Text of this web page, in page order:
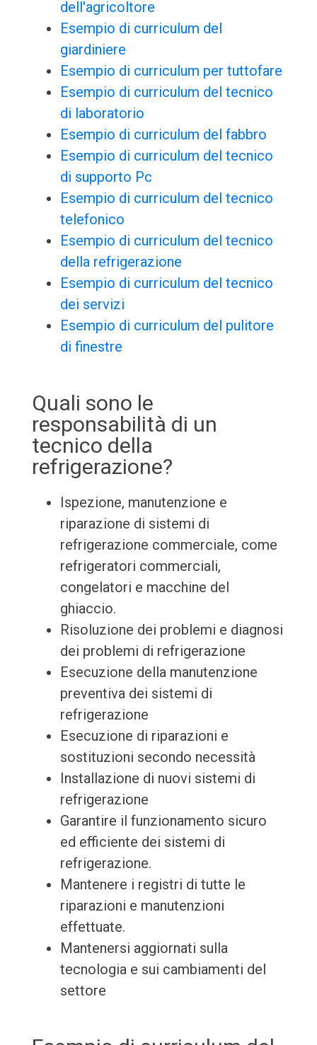
dell'agricoltore
Esempio di curriculum del
giardiniere
Esempio di curriculum per tuttofare
Esempio di curriculum del tecnico
di laboratorio
Esempio di curriculum del fabbro
Esempio di curriculum del tecnico
di supporto Pc
Esempio di curriculum del tecnico
telefonico
Esempio di curriculum del tecnico
della refrigerazione
Esempio di curriculum del tecnico
dei servizi
Esempio di curriculum del pulitore
di finestre
Quali sono le
responsabilità di un
tecnico della
refrigerazione?
Ispezione, manutenzione e
riparazione di sistemi di
refrigerazione commerciale, come
refrigeratori commerciali,
congelatori e macchine del
ghiaccio.
Risoluzione dei problemi e diagnosi
dei problemi di refrigerazione
Esecuzione della manutenzione
preventiva dei sistemi di
refrigerazione
Esecuzione di riparazioni e
sostituzioni secondo necessità
Installazione di nuovi sistemi di
refrigerazione
Garantire il funzionamento sicuro
ed efficiente dei sistemi di
refrigerazione.
Mantenere i registri di tutte le
riparazioni e manutenzioni
effettuate.
Mantenersi aggiornati sulla
tecnologia e sui cambiamenti del
settore